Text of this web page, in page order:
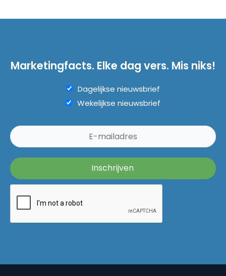
Marketingfacts. Elke dag vers. Mis niks!
Dagelijkse nieuwsbrief
Wekelijkse nieuwsbrief